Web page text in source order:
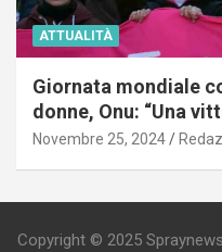
ATTUALITÀ
Giornata mondiale
donne, Onu: “Una
Novembre 25, 2024
Copyright © 2025